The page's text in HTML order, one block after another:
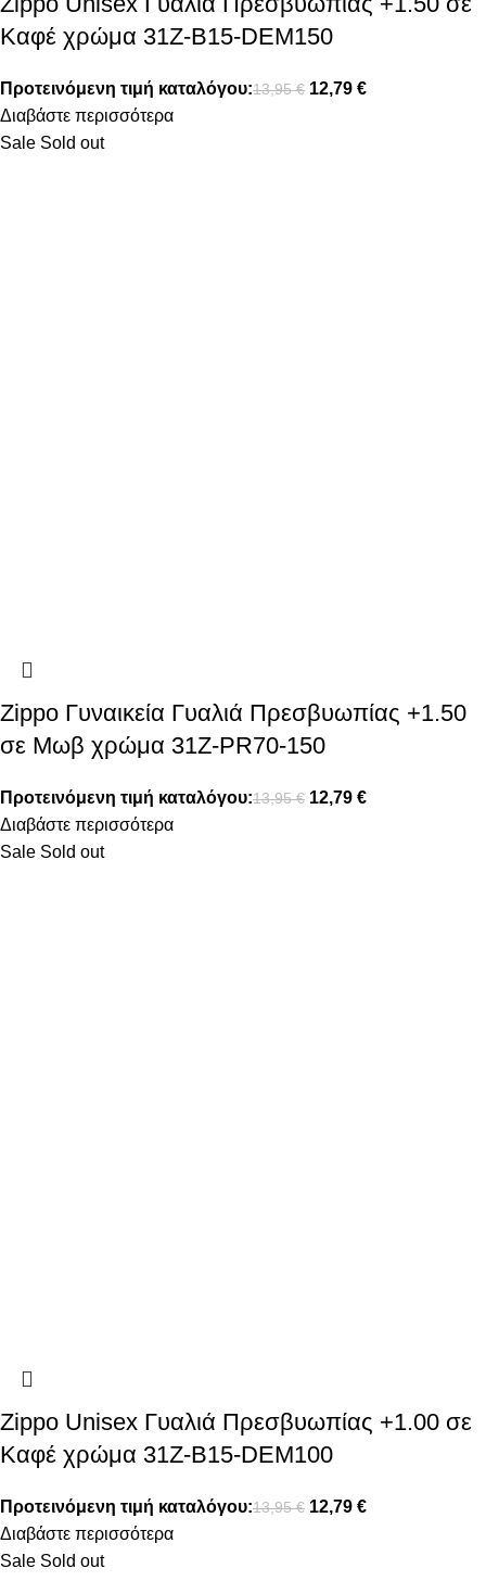
Καφέ χρώμα 31Z-B15-DEM150
Προτεινόμενη τιμή καταλόγου:13,95€ 12,79 €
Διαβάστε περισσότερα
Sale Sold out
Zippo Γυναικεία Γυαλιά Πρεσβυωπίας +1.50
σε Μωβ χρώμα 31Z-PR70-150
Προτεινόμενη τιμή καταλόγου:13,95€ 12,79 €
Διαβάστε περισσότερα
Sale Sold out
Zippo Unisex Γυαλιά Πρεσβυωπίας +1.00 σε
Καφέ χρώμα 31Z-B15-DEM100
Προτεινόμενη τιμή καταλόγου:13,95€ 12,79 €
Διαβάστε περισσότερα
Sale Sold out